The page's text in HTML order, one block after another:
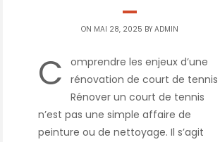
ON MAI 28, 2025 BY ADMIN
C
omprendre les enjeux d’une
rénovation de court de tennis
Rénover un court de tennis
n’est pas une simple affaire de
peinture ou de nettoyage. Il s’agit